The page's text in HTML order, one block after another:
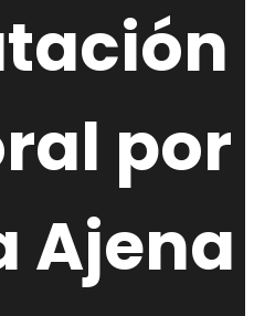
por
Ajena